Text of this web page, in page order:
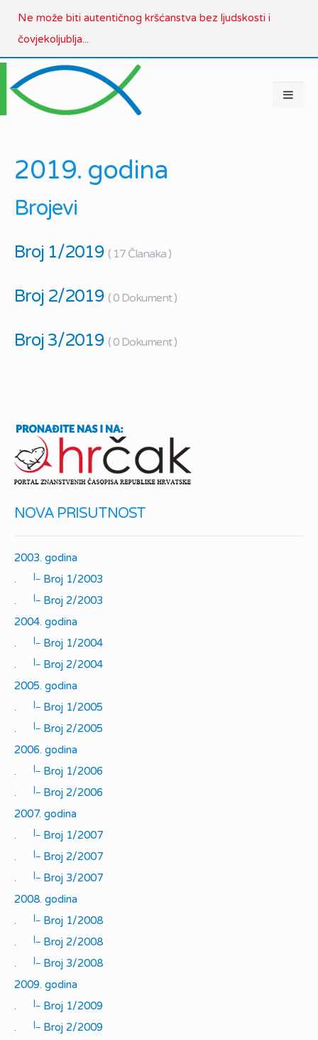
Ne može biti autentičnog kršćanstva bez ljudskosti i
čovjekoljublja...
2019. godina
Brojevi
Broj 1/2019 ( 17 Članaka )
Broj 2/2019 ( 0 Dokument )
Broj 3/2019 ( 0 Dokument )
NOVA PRISUTNOST
2003. godina
.
|_
Broj 1/2003
.
|_
Broj 2/2003
2004. godina
.
|_
Broj 1/2004
.
|_
Broj 2/2004
2005. godina
.
|_
Broj 1/2005
.
|_
Broj 2/2005
2006. godina
.
|_
Broj 1/2006
.
|_
Broj 2/2006
2007. godina
.
|_
Broj 1/2007
.
|_
Broj 2/2007
.
|_
Broj 3/2007
2008. godina
.
|_
Broj 1/2008
.
|_
Broj 2/2008
.
|_
Broj 3/2008
2009. godina
.
|_
Broj 1/2009
.
|_
Broj 2/2009